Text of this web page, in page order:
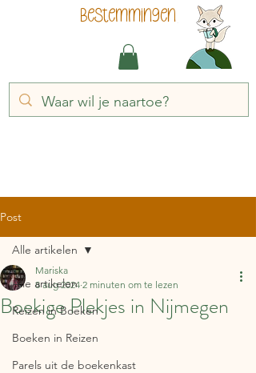
bestemmingen
Post
Alle artikelen
Reizen in Boeken
Boeken in Reizen
Parels uit de boekenkast
Alle artikelen
Boekige Plekjes in Nijmegen
Mariska
8 aug 2024 2 minuten om te lezen